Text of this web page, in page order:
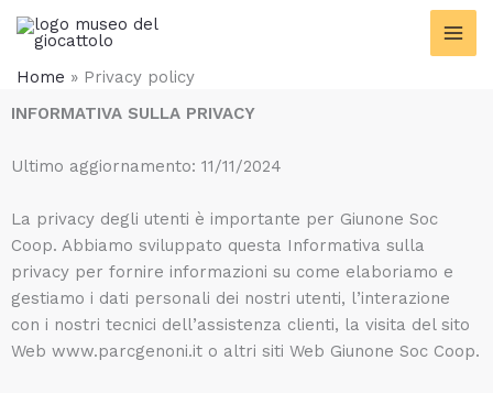
contenuto
Vai
Home » Privacy policy
INFORMATIVA SULLA PRIVACY
Ultimo aggiornamento: 11/11/2024
La privacy degli utenti è importante per Giunone Soc
Coop. Abbiamo sviluppato questa Informativa sulla
privacy per fornire informazioni su come elaboriamo e
gestiamo i dati personali dei nostri utenti, l’interazione
con i nostri tecnici dell’assistenza clienti, la visita del sito
Web www.parcgenoni.it o altri siti Web Giunone Soc Coop.